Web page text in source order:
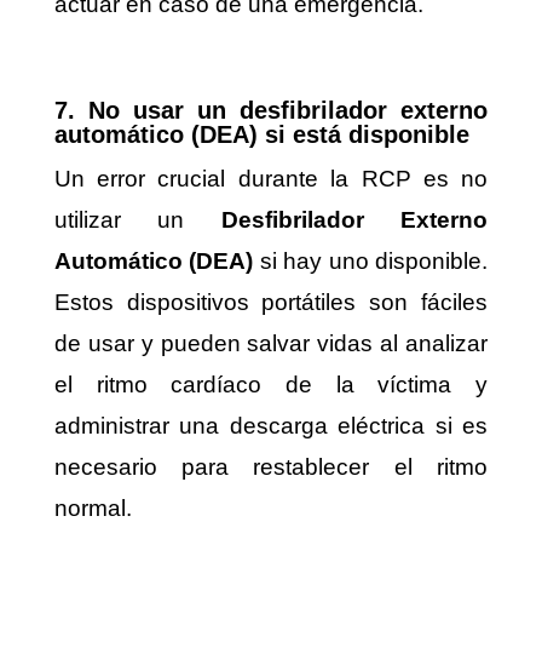
7. No usar un desfibrilador externo
automático (DEA) si está disponible
Un error crucial durante la RCP es no
utilizar un Desfibrilador Externo
Automático (DEA) si hay uno disponible.
Estos dispositivos portátiles son fáciles
de usar y pueden salvar vidas al analizar
el ritmo cardíaco de la víctima y
administrar una descarga eléctrica si es
necesario para restablecer el ritmo
normal.